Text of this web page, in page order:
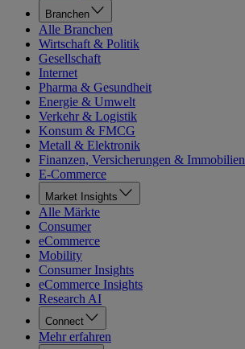
Branchen
Alle Branchen
Wirtschaft & Politik
Gesellschaft
Internet
Pharma & Gesundheit
Energie & Umwelt
Verkehr & Logistik
Konsum & FMCG
Metall & Elektronik
Finanzen, Versicherungen & Immobilien
E-Commerce
Market Insights
Alle Märkte
Consumer
eCommerce
Mobility
Consumer Insights
eCommerce Insights
Research AI
Connect
Mehr erfahren